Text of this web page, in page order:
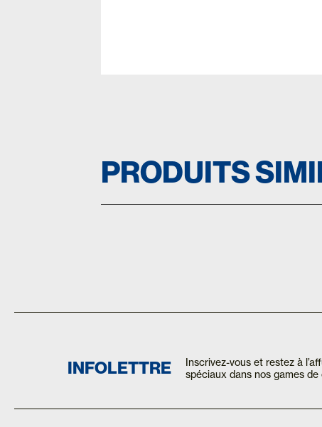
PRODUITS
INFOLETTRE
Inscrivez-vous et restez à
spéciaux dans nos games